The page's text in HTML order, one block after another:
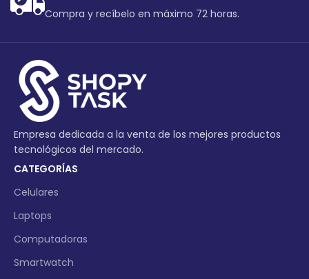
Compra y recíbelo en máximo 72 horas.
Empresa dedicada a la venta de los mejores productos
tecnológicos del mercado.
CATEGORÍAS
Celulares
Laptops
Computadoras
Smartwatch